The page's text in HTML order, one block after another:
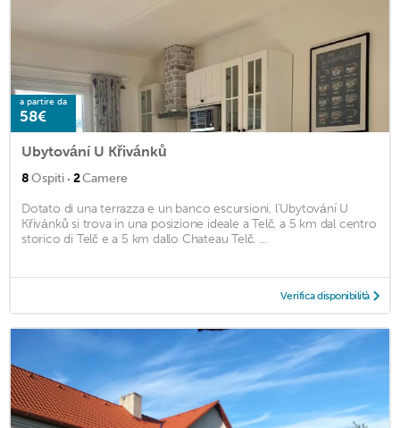
a partire da
58€
Ubytování U Křivánků
8Ospiti · 2Camere
Dotato di una terrazza e un banco escursioni, l'Ubytování U
Křivánků si trova in una posizione ideale a Telč, a 5 km dal centro
storico di Telč e a 5 km dallo Chateau Telč. ...
Verifica disponibilità